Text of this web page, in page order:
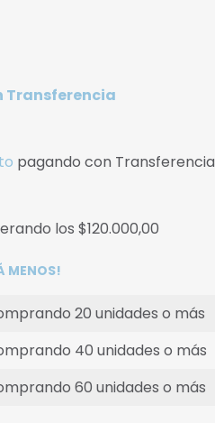
Transferencia
pagando con Transferencia
los $120.000,00
MENOS!
20 unidades o más
40 unidades o más
60 unidades o más